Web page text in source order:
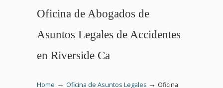
Oficina de Abogados de
Asuntos Legales de Accidentes
en Riverside Ca
Home → Oficina de Asuntos Legales → Oficina